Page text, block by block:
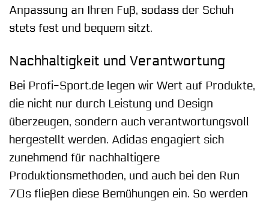
Anpassung an Ihren Fuß, sodass der Schuh
stets fest und bequem sitzt.
Nachhaltigkeit und Verantwortung
Bei Profi-Sport.de legen wir Wert auf Produkte,
die nicht nur durch Leistung und Design
überzeugen, sondern auch verantwortungsvoll
hergestellt werden. Adidas engagiert sich
zunehmend für nachhaltigere
Produktionsmethoden, und auch bei den Run
70s fließen diese Bemühungen ein. So werden